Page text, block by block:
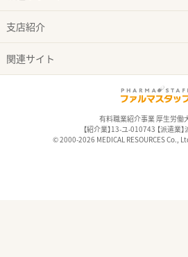
支店紹介
関連サイト
有料職業紹介事業 厚生労働
【紹介業】13-ユ-010743 【派遣業
© 2000-2026 MEDICAL RESOURCES Co.,